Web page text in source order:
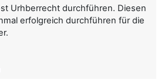
Urhberrecht durchführen. Diesen
erfolgreich durchführen für die